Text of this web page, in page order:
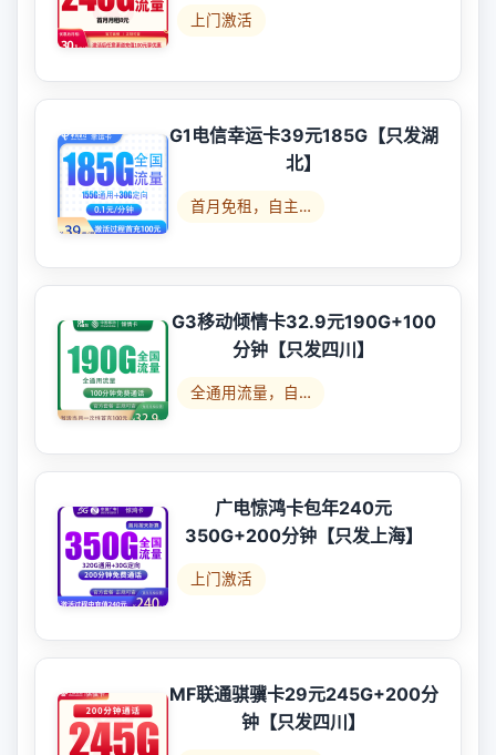
上门激活
G1电信幸运卡39元185G【只发湖
北】
首月免租，自主…
G3移动倾情卡32.9元190G+100
分钟【只发四川】
全通用流量，自…
广电惊鸿卡包年240元
350G+200分钟【只发上海】
上门激活
MF联通骐骥卡29元245G+200分
钟【只发四川】